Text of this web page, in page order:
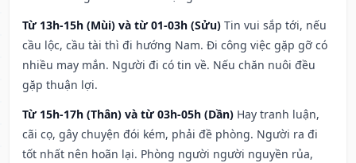
Từ 13h-15h (Mùi) và từ 01-03h (Sửu) Tin vui sắp tới, nếu
cầu lộc, cầu tài thì đi hướng Nam. Đi công việc gặp gỡ có
nhiều may mắn. Người đi có tin về. Nếu chăn nuôi đều
gặp thuận lợi.
Từ 15h-17h (Thân) và từ 03h-05h (Dần) Hay tranh luận,
cãi cọ, gây chuyện đói kém, phải đề phòng. Người ra đi
tốt nhất nên hoãn lại. Phòng người người nguyền rủa,